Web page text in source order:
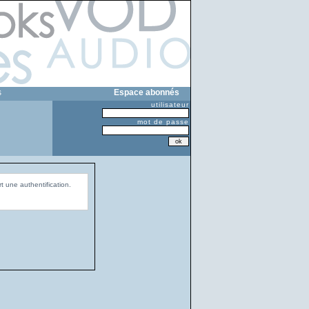
Espace abonnés
utilisateur
mot de passe
une authentification.